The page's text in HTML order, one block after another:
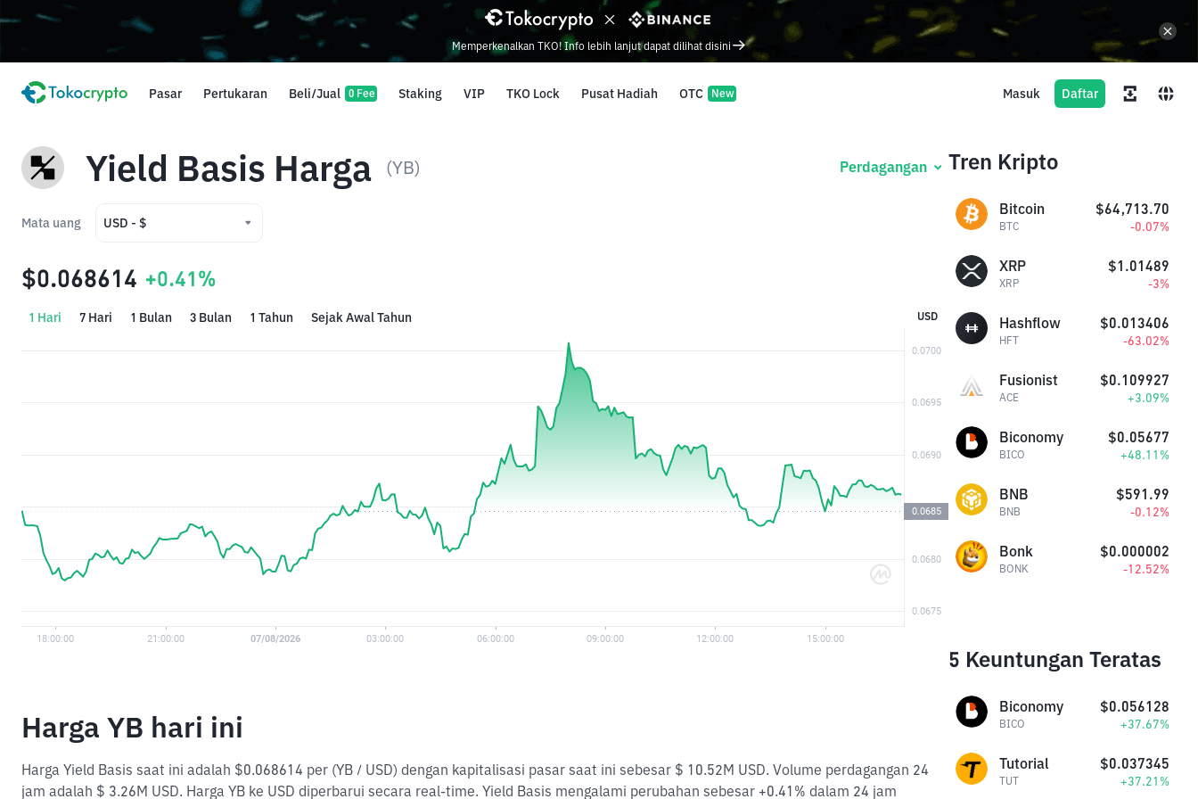
Pasar Pertukaran Beli/Jual 0 Fee Staking VIP TKO Lock Pusat Hadiah OTC New Masuk Daftar
Memperkenalkan TKO! Info lebih lanjut dapat dilihat disini
Yield Basis Harga (YB) Perdagangan
Mata uang USD - $
IDR - Rp
$0.068614 +0.41%
1 Hari 7 Hari 1 Bulan 3 Bulan 1 Tahun Sejak Awal Tahun USD
Harga YB hari ini
Harga Yield Basis saat ini adalah $0.068614 per (YB / USD) dengan kapitalisasi pasar saat ini sebesar $ 10.52M USD. Volume perdagangan 24
jam adalah $ 3.26M USD. Harga YB ke USD diperbarui secara real-time. Yield Basis mengalami perubahan sebesar +0.41% dalam 24 jam
Tren Kripto
Bitcoin
BTC
$64,713.70
-0.07%
XRP
XRP
$1.01489
-3%
Hashflow
HFT
$0.013406
-63.02%
Fusionist
ACE
$0.109927
+3.09%
Biconomy
BICO
$0.05677
+48.11%
BNB
BNB
$591.99
-0.12%
Bonk
BONK
$0.000002
-12.52%
5 Keuntungan Teratas
Biconomy
BICO
$0.056128
+37.67%
Tutorial
TUT
$0.037345
+37.21%